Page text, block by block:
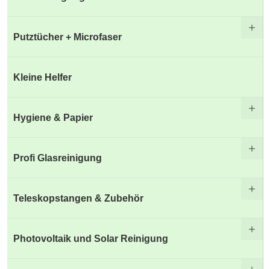
Putztücher + Microfaser
Kleine Helfer
Hygiene & Papier
Profi Glasreinigung
Teleskopstangen & Zubehör
Photovoltaik und Solar Reinigung